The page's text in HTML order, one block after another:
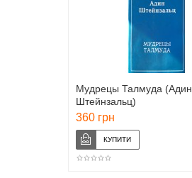
Мудрецы Талмуда (Адин
Штейнзальц)
360 грн